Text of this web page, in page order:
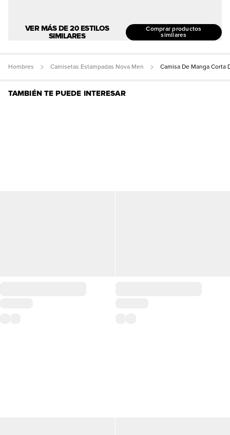
VER MÁS DE 20 ESTILOS
SIMILARES
Comprar productos
similares
Hombres Camisetas Estampadas Nova Men Camisa De Manga Corta
TAMBIÉN TE PUEDE INTERESAR